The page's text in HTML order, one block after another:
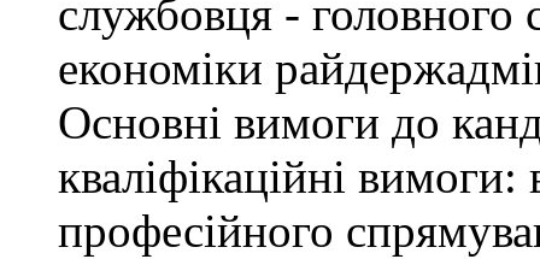
службовця - головного
економіки
Основні вимоги до
кваліфікаційні
професійного